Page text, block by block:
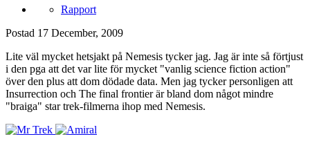
Rapport
Postad 17 December, 2009
Lite väl mycket hetsjakt på Nemesis tycker jag. Jag är inte så förtjust
i den pga att det var lite för mycket "vanlig science fiction action"
över den plus att dom dödade data. Men jag tycker personligen att
Insurrection och The final frontier är bland dom något mindre
"braiga" star trek-filmerna ihop med Nemesis.